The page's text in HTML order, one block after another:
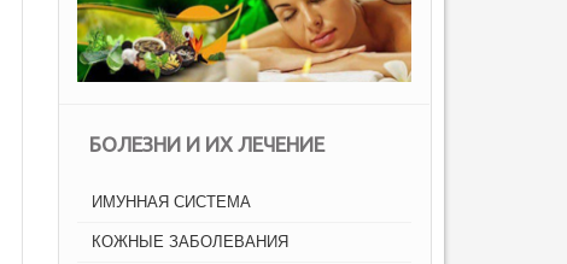
БОЛЕЗНИ И ИХ ЛЕЧЕНИЕ
ИМУННАЯ СИСТЕМА
КОЖНЫЕ ЗАБОЛЕВАНИЯ